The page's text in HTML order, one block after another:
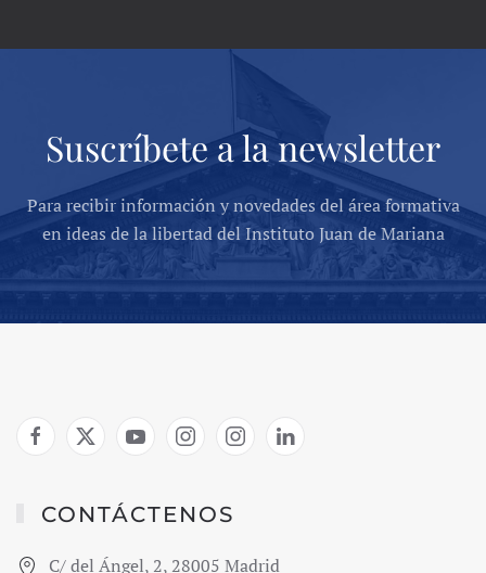
Suscríbete a la newsletter
Para recibir información y novedades del área formativa
en ideas de la libertad del Instituto Juan de Mariana
CONTÁCTENOS
C/ del Ángel, 2, 28005 Madrid